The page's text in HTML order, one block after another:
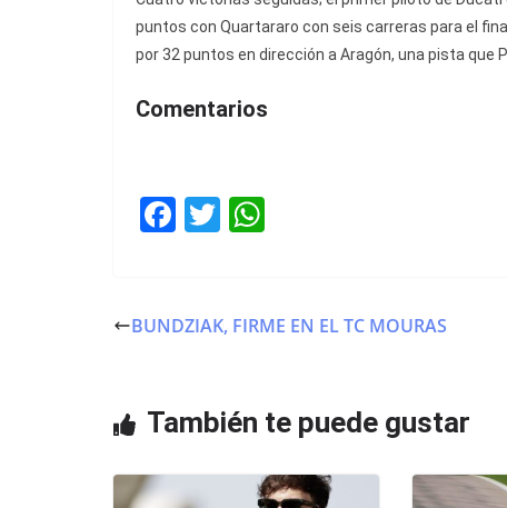
puntos con Quartararo con seis carreras para el
por 32 puntos en dirección a Aragón, una pista que
Comentarios
F
e
o
k
T
er s
p
BUNDZIAK, FIRME EN EL TC MOURAS
También te puede gustar